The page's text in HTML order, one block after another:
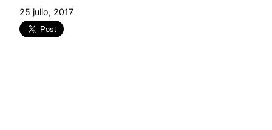
25 julio, 2017